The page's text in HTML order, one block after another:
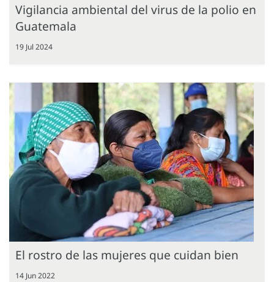
Vigilancia ambiental del virus de la polio en
Guatemala
19 Jul 2024
El rostro de las mujeres que cuidan bien
14 Jun 2022